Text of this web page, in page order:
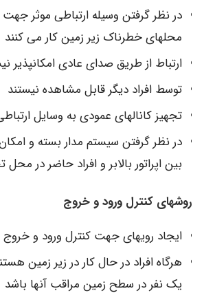
در نظر گرفتن وسیله ارتباطی موثر جهت
محل‏های خطرناک زیر زمین کار می‏ کنند
ارتباط از طریق صدای عادی امکانپذیر
توسط افراد دیگر قابل مشاهده نیستند
تجهیز کانال‏های عمودی به وسایل
در نظر گرفتن سیستم مدار بسته و امکان
بین اپراتور بالابر و افراد حاضر در محل
روش‏های کنترل ورود و خروج
ایجاد رویه‏ای جهت کنترل ورود و خروج
هرگاه افراد در حال کار در زیر زمین
یک نفر در سطح زمین مراقب آنها باشد